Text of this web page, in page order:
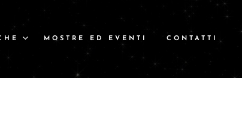
MOSTRE ED EVENTI CONTATTI